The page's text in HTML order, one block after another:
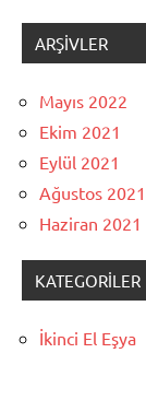
ARŞIVLER
Mayıs 2022
Ekim 2021
Eylül 2021
Ağustos 2021
Haziran 2021
KATEGORILER
İkinci El Eşya